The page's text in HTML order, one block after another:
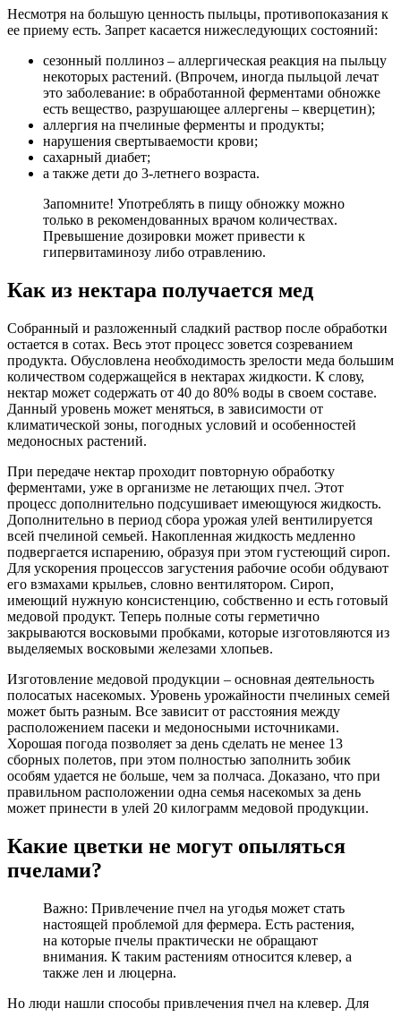
Несмотря на большую ценность пыльцы, противопоказания к
ее приему есть. Запрет касается нижеследующих состояний:
сезонный поллиноз – аллергическая реакция на пыльцу
некоторых растений. (Впрочем, иногда пыльцой лечат
это заболевание: в обработанной ферментами обножке
есть вещество, разрушающее аллергены – кверцетин);
аллергия на пчелиные ферменты и продукты;
нарушения свертываемости крови;
сахарный диабет;
а также дети до 3-летнего возраста.
Запомните! Употреблять в пищу обножку можно
только в рекомендованных врачом количествах.
Превышение дозировки может привести к
гипервитаминозу либо отравлению.
Как из нектара получается мед
Собранный и разложенный сладкий раствор после обработки
остается в сотах. Весь этот процесс зовется созреванием
продукта. Обусловлена необходимость зрелости меда большим
количеством содержащейся в нектарах жидкости. К слову,
нектар может содержать от 40 до 80% воды в своем составе.
Данный уровень может меняться, в зависимости от
климатической зоны, погодных условий и особенностей
медоносных растений.
При передаче нектар проходит повторную обработку
ферментами, уже в организме не летающих пчел. Этот
процесс дополнительно подсушивает имеющуюся жидкость.
Дополнительно в период сбора урожая улей вентилируется
всей пчелиной семьей. Накопленная жидкость медленно
подвергается испарению, образуя при этом густеющий сироп.
Для ускорения процессов загустения рабочие особи обдувают
его взмахами крыльев, словно вентилятором. Сироп,
имеющий нужную консистенцию, собственно и есть готовый
медовой продукт. Теперь полные соты герметично
закрываются восковыми пробками, которые изготовляются из
выделяемых восковыми железами хлопьев.
Изготовление медовой продукции – основная деятельность
полосатых насекомых. Уровень урожайности пчелиных семей
может быть разным. Все зависит от расстояния между
расположением пасеки и медоносными источниками.
Хорошая погода позволяет за день сделать не менее 13
сборных полетов, при этом полностью заполнить зобик
особям удается не больше, чем за полчаса. Доказано, что при
правильном расположении одна семья насекомых за день
может принести в улей 20 килограмм медовой продукции.
Какие цветки не могут опыляться
пчелами?
Важно: Привлечение пчел на угодья может стать
настоящей проблемой для фермера. Есть растения,
на которые пчелы практически не обращают
внимания. К таким растениям относится клевер, а
также лен и люцерна.
Но люди нашли способы привлечения пчел на клевер. Для